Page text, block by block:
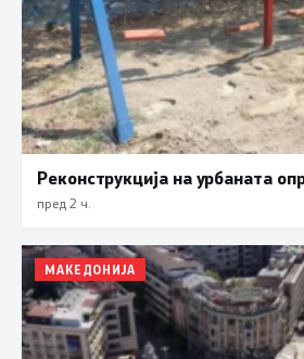
Реконструкција на урбаната
пред 2 ч.
МАКЕДОНИЈА